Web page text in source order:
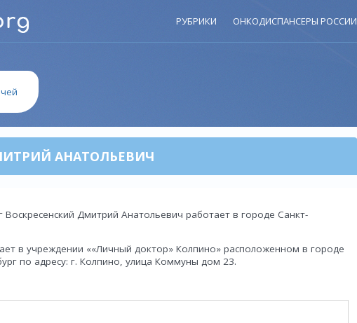
РУБРИКИ ОНКОДИСПАНСЕРЫ РОССИИ
АНАТОЛЬЕВИЧ
Воскресенский Дмитрий Анатольевич работает в городе Санкт-
в учреждении ««Личный доктор» Колпино» расположенном в городе
по адресу: г. Колпино, улица Коммуны дом 23.